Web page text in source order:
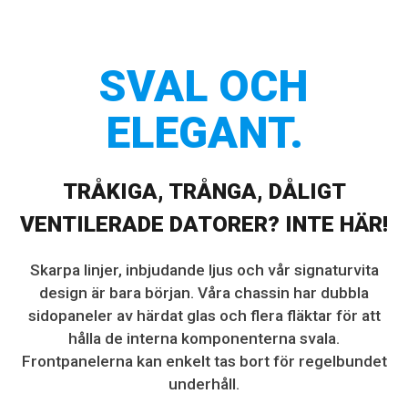
SVAL OCH
ELEGANT.
TRÅKIGA, TRÅNGA, DÅLIGT
VENTILERADE DATORER? INTE HÄR!
Skarpa linjer, inbjudande ljus och vår signaturvita
design är bara början. Våra chassin har dubbla
sidopaneler av härdat glas och flera fläktar för att
hålla de interna komponenterna svala.
Frontpanelerna kan enkelt tas bort för regelbundet
underhåll.